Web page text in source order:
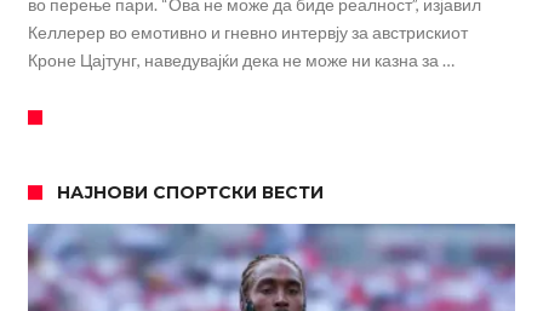
во перење пари. “Ова не може да биде реалност”, изјавил
Келлерер во емотивно и гневно интервју за австрискиот
Кроне Цајтунг, наведувајќи дека не може ни казна за …
НАЈНОВИ СПОРТСКИ ВЕСТИ